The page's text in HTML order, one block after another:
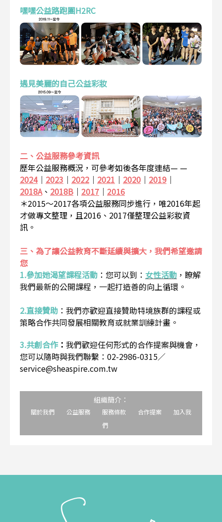
嘿嘿公益路跑團H2RC
遇見美麗的自己公益彩妝
二、公益服務參考資訊
歷年公益服務概況，可參考如後各年度連結— —
2024｜ 2023 ｜ 2022 ｜ 2021 ｜ 2020 ｜ 2019 ｜
2018A、 2018B ｜ 2017 ｜ 2016
＊2015～2017各項公益服務同步進行，唯2016年起
才做專文整理，且2016、2017僅整理公益彩妝資
訊。
三、為了讓公益教育不斷延續與擴大，我們希望邀請
您
1.參加她渴望課程活動 ： 您可以到： 女性活動 ，瞭解
我們最新的公開課程，一起打造善的向上循環。
2.直接贊助 ： 我們亦歡迎直接贊助特境族群的課程或
策略合作共同發展相關教育或就業訓練計畫。
3.共創合作： 我們歡迎任何形式的合作提案與機會，
您可以隨時與我們聯繫：02-2986-0315／
service@sheaspire.com.tw
組織簡介：
關於我們 公益服務 服務條款 合作提案
加入我
們